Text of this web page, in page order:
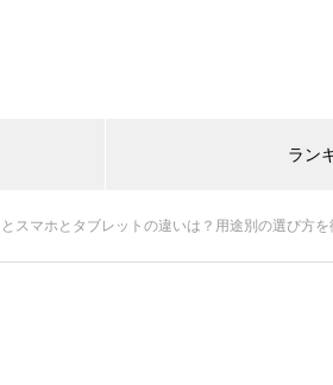
ラン
スマホとタブレットの違いは？用途別の選び方を